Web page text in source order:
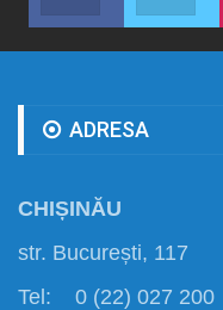
ADRESA
CHIȘINĂU
str. București, 117
Tel: 0 (22) 027 200